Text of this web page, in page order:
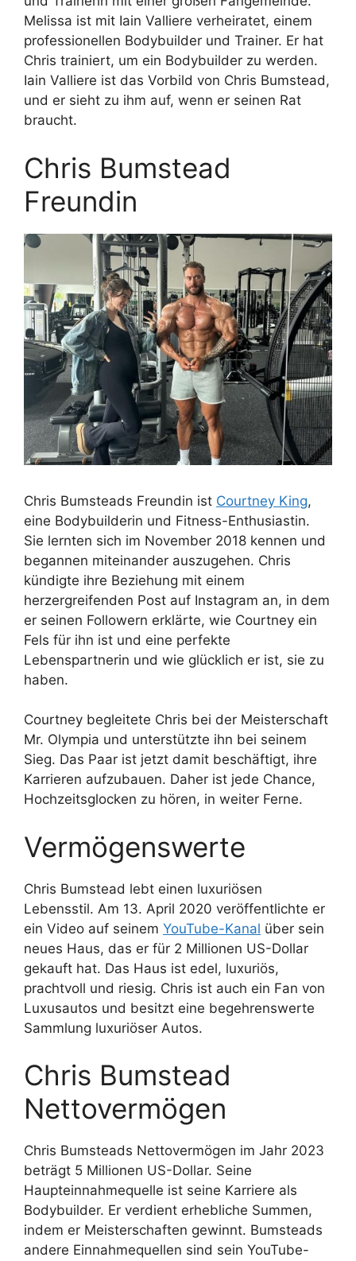
Melissa ist mit Iain Valliere verheiratet, einem
professionellen Bodybuilder und Trainer. Er hat
Chris trainiert, um ein Bodybuilder zu werden.
Iain Valliere ist das Vorbild von Chris Bumstead,
und er sieht zu ihm auf, wenn er seinen Rat
braucht.
Chris Bumstead
Freundin
Chris Bumsteads Freundin ist Courtney King,
eine Bodybuilderin und Fitness-Enthusiastin.
Sie lernten sich im November 2018 kennen und
begannen miteinander auszugehen. Chris
kündigte ihre Beziehung mit einem
herzergreifenden Post auf Instagram an, in dem
er seinen Followern erklärte, wie Courtney ein
Fels für ihn ist und eine perfekte
Lebenspartnerin und wie glücklich er ist, sie zu
haben.
Courtney begleitete Chris bei der Meisterschaft
Mr. Olympia und unterstützte ihn bei seinem
Sieg. Das Paar ist jetzt damit beschäftigt, ihre
Karrieren aufzubauen. Daher ist jede Chance,
Hochzeitsglocken zu hören, in weiter Ferne.
Vermögenswerte
Chris Bumstead lebt einen luxuriösen
Lebensstil. Am 13. April 2020 veröffentlichte er
ein Video auf seinem YouTube-Kanal über sein
neues Haus, das er für 2 Millionen US-Dollar
gekauft hat. Das Haus ist edel, luxuriös,
prachtvoll und riesig. Chris ist auch ein Fan von
Luxusautos und besitzt eine begehrenswerte
Sammlung luxuriöser Autos.
Chris Bumstead
Nettovermögen
Chris Bumsteads Nettovermögen im Jahr 2023
beträgt 5 Millionen US-Dollar. Seine
Haupteinnahmequelle ist seine Karriere als
Bodybuilder. Er verdient erhebliche Summen,
indem er Meisterschaften gewinnt. Bumsteads
andere Einnahmequellen sind sein YouTube-